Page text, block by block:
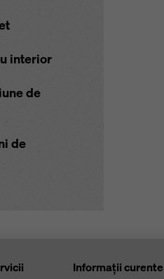
interior
de
de
Informaţii curente